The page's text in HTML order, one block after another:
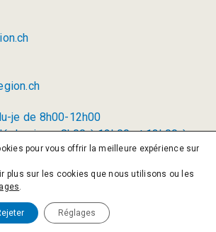
je de 8h00-12h00
8h00 à 12h00 et 13h00 à
SA
pour vous offrir la meilleure expérience sur
plus sur les cookies que nous utilisons ou les
.
Réglages